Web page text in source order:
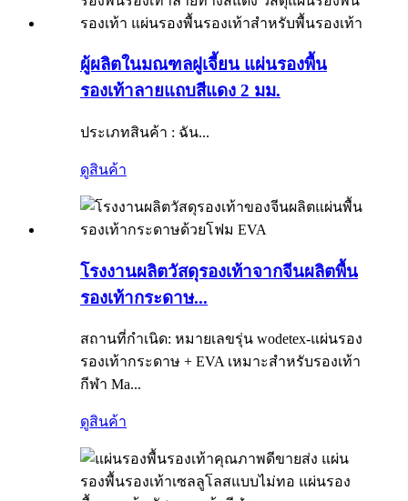
ผู้ผลิตในมณฑลฝูเจี้ยน แผ่นรองพื้น
รองเท้าลายแถบสีแดง 2 มม.
ประเภทสินค้า : ฉัน...
ดูสินค้า
โรงงานผลิตวัสดุรองเท้าจากจีนผลิตพื้น
รองเท้ากระดาษ...
สถานที่กำเนิด: หมายเลขรุ่น wodetex-แผ่นรอง
รองเท้ากระดาษ + EVA เหมาะสำหรับรองเท้า
กีฬา Ma...
ดูสินค้า